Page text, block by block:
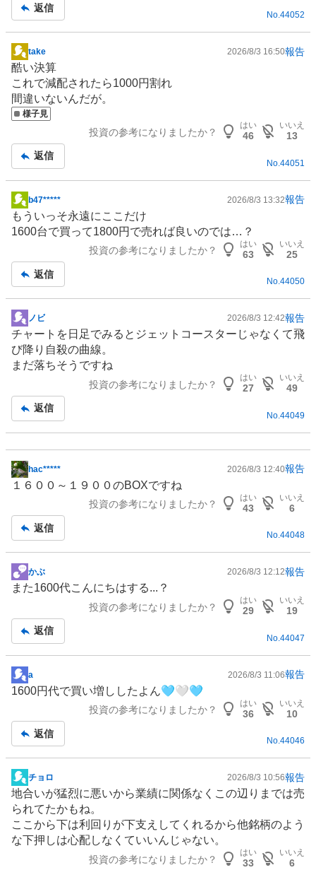
返信
No.44052
掲
示
板
記
事
take 2026/8/3 16:50報告
酷い決算
これで減配されたら1000円割れ
間違いないんだが。
様子見
投資の参考になりましたか？
はい
46
いいえ
13
返信
No. 44051
掲
示
板
b47***** 2026/8/3 13:32報告
もういっそ永遠にここだけ
1600台で買って1800円で売れば良いのでは…？
投資の参考になりましたか？
はい
63
いいえ
25
返信
No.44050
掲
示
板
記
ノビ 2026/8/3 12:42報告
チャートを日足でみるとジェットコースターじゃなくて飛
び降り自殺の曲線。
まだ落ちそうですね
投資の参考になりましたか？
はい
27
いいえ
49
返信
No. 44049
掲
示
事
hac***** 2026/8/3 12:40報告
１６００～１９００のBOXですね
投資の参考になりましたか？
はい
43
いいえ
6
返信
No.44048
掲
示
事
かぶ 2026/8/3 12:12報告
また1600代こんにちはする...？
投資の参考になりましたか？
はい
29
いいえ
19
返信
No. 44047
掲
示
事
a 2026/8/3 11:06報告
1600円代で買い増ししたよん🩵🤍🩵
投資の参考になりましたか？
はい
36
いいえ
10
返信
No.44046
掲
示
板
記
事
チョロ 2026/8/3 10:56報告
地合いが猛烈に悪いから業績に関係なくこの辺りまでは売
られてたかもね。
ここから下は利回りが下支えしてくれるから他銘柄のよう
な下押しは心配しなくていいんじゃない。
投資の参考になりましたか？
はい
33
いいえ
6